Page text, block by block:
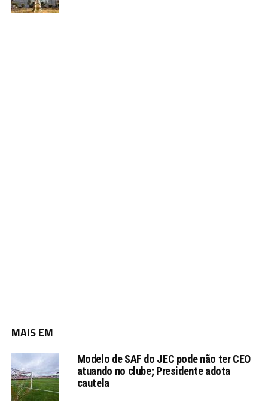
MAIS EM
Modelo de SAF do JEC pode não ter CEO
atuando no clube; Presidente adota
cautela